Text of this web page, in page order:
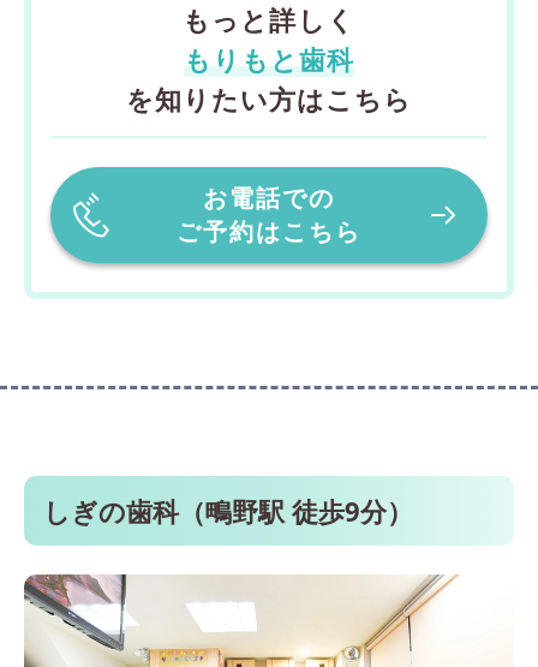
もっと詳しく
もりもと歯科
を知りたい方はこちら
お電話での
ご予約はこちら
しぎの歯科（鴫野駅 徒歩9分）